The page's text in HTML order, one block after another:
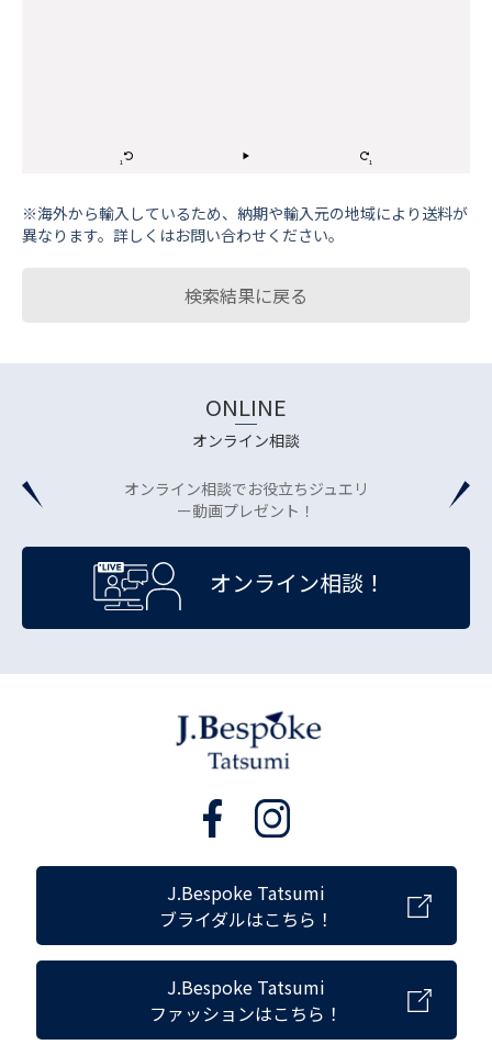
※海外から輸⼊しているため、納期や輸⼊元の地域により送料が
異なります。詳しくはお問い合わせください。
検索結果に戻る
ONLINE
オンライン相談
オンライン相談でお役立ちジュエリ
ー動画プレゼント！
オンライン相談！
J.Bespoke Tatsumi
ブライダルはこちら！
J.Bespoke Tatsumi
ファッションはこちら！